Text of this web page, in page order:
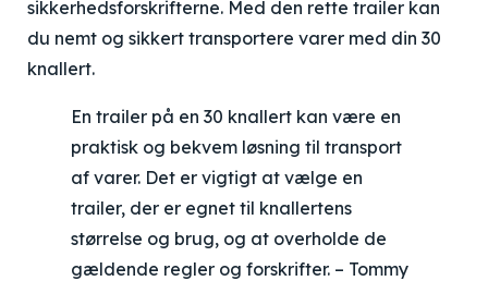
sikkerhedsforskrifterne. Med den rette trailer kan
du nemt og sikkert transportere varer med din 30
knallert.
En trailer på en 30 knallert kan være en
praktisk og bekvem løsning til transport
af varer. Det er vigtigt at vælge en
trailer, der er egnet til knallertens
størrelse og brug, og at overholde de
gældende regler og forskrifter. – Tommy